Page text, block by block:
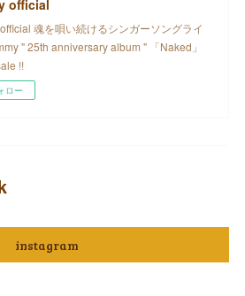
official
魂を唄い続けるシンガーソングライ
" 25th anniversary album " 「Naked」
!!
ロー
instagram